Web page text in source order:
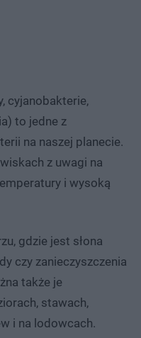
cyjanobakterie,
to jedne z
na naszej planecie.
z uwagi na
i wysoką
gdzie jest słona
czy zanieczyszczenia
także je
stawach,
i na lodowcach.